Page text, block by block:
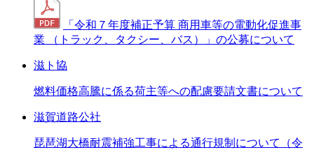
「令和７年度補正予算 商用車等の電動化促進事
業 （トラック、タクシー、バス）」の公募について
滋ト協
燃料価格高騰に係る荷主等への配慮要請文書について
滋賀道路公社
琵琶湖大橋耐震補強工事による通行規制について（令